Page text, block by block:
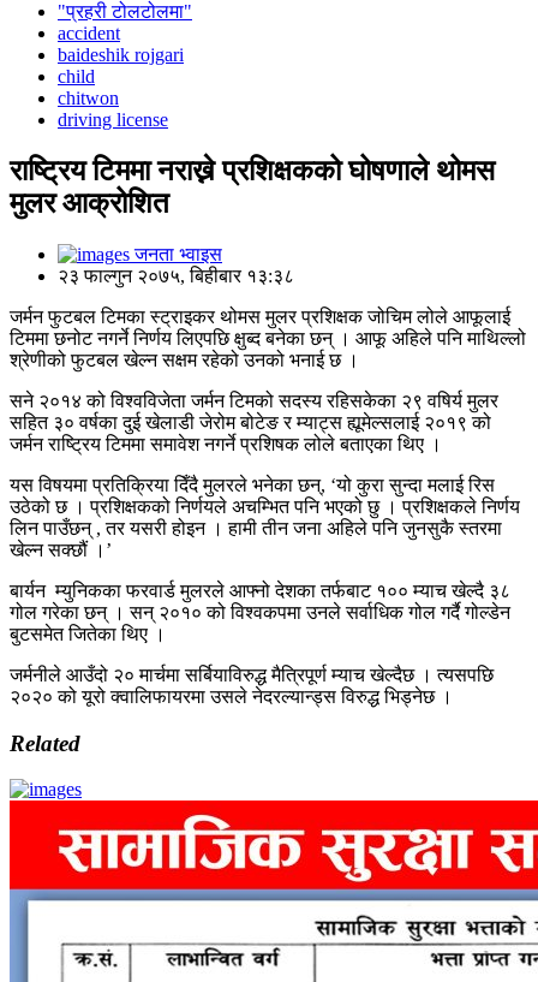
"प्रहरी टोलटोलमा"
accident
baideshik rojgari
child
chitwon
driving license
राष्ट्रिय टिममा नराख्ने प्रशिक्षकको घोषणाले थोमस
मुलर आक्रोशित
जनता भ्वाइस
२३ फाल्गुन २०७५, बिहीबार १३:३८
जर्मन फुटबल टिमका स्ट्राइकर थोमस मुलर प्रशिक्षक जोचिम लोले आफूलाई
टिममा छनोट नगर्ने निर्णय लिएपछि क्षुब्द बनेका छन् । आफू अहिले पनि माथिल्लो
श्रेणीको फुटबल खेल्न सक्षम रहेको उनको भनाई छ ।
सने २०१४ को विश्वविजेता जर्मन टिमको सदस्य रहिसकेका २९ वषिर्य मुलर
सहित ३० वर्षका दुई खेलाडी जेरोम बोटेङ र म्याट्स ह्यूमेल्सलाई २०१९ को
जर्मन राष्ट्रिय टिममा समावेश नगर्ने प्रशिषक लोले बताएका थिए ।
यस विषयमा प्रतिक्रिया दिँदै मुलरले भनेका छन्, ‘यो कुरा सुन्दा मलाई रिस
उठेको छ । प्रशिक्षकको निर्णयले अचम्भित पनि भएको छु । प्रशिक्षकले निर्णय
लिन पाउँछन् , तर यसरी होइन । हामी तीन जना अहिले पनि जुनसुकै स्तरमा
खेल्न सक्छौं ।’
बार्यन म्युनिकका फरवार्ड मुलरले आफ्नो देशका तर्फबाट १०० म्याच खेल्दै ३८
गोल गरेका छन् । सन् २०१० को विश्वकपमा उनले सर्वाधिक गोल गर्दै गोल्डेन
बुटसमेत जितेका थिए ।
जर्मनीले आउँदो २० मार्चमा सर्बियाविरुद्ध मैत्रिपूर्ण म्याच खेल्दैछ । त्यसपछि
२०२० को यूरो क्वालिफायरमा उसले नेदरल्यान्ड्स विरुद्ध भिड्नेछ ।
Related